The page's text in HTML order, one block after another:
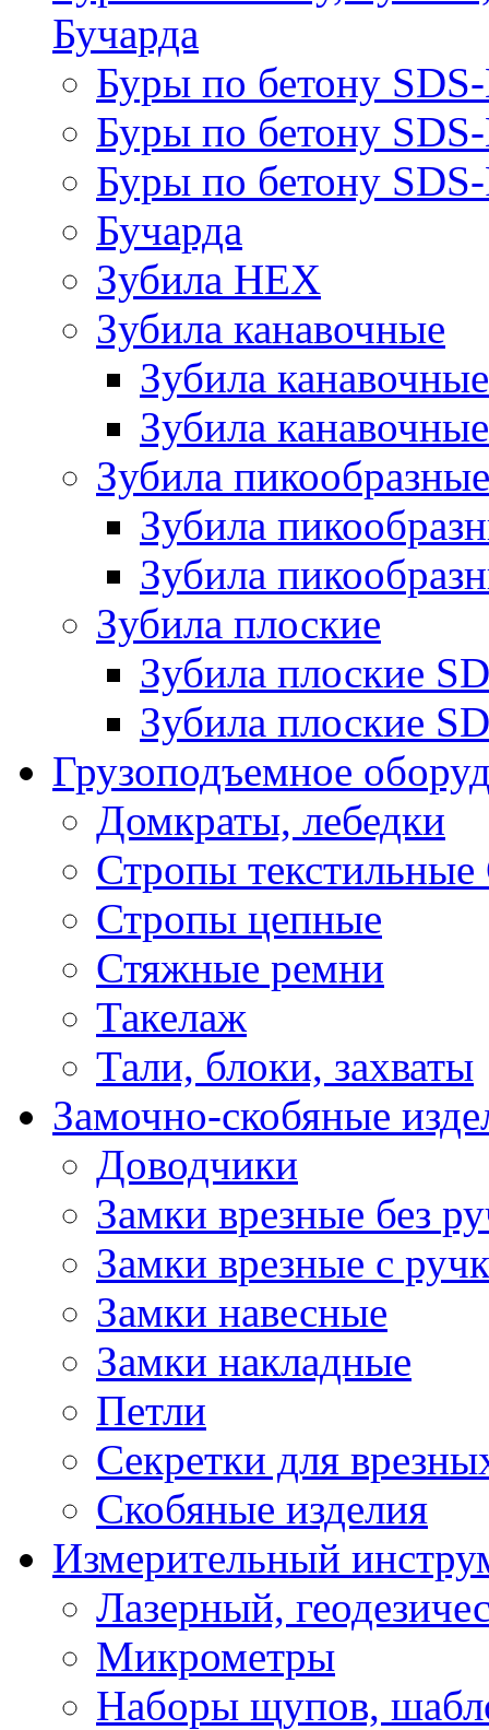
Бучарда
Буры по бетону
Буры по бетону
Буры по бетону
Бучарда
Зубила HEX
Зубила канавочные
Зубила
Зубила
Зубила пикообразные
Зубила
Зубила
Зубила плоские
Зубила плоские
Зубила плоские
Грузоподъемное
Домкраты, лебедки
Стропы
Стропы цепные
Стяжные ремни
Такелаж
Тали, блоки, захваты
Замочно-скобяные
Доводчики
Замки врезные без
Замки врезные с
Замки навесные
Замки накладные
Петли
Секретки для
Скобяные изделия
Измерительный
Лазерный,
Микрометры
Наборы щупов,